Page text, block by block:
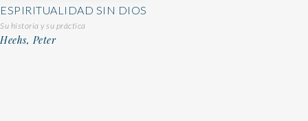
ESPIRITUALIDAD SIN DIOS
Su historia y su práctica
Heehs, Peter